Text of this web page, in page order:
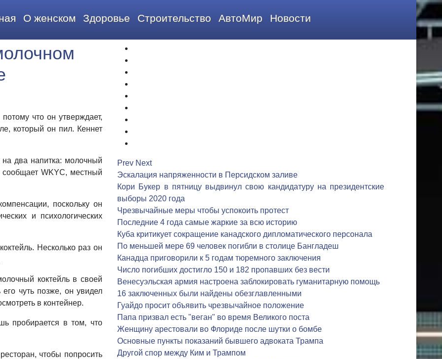
О женском Здоровье Строительство АвтоМир Новости
что он утверждает,
который он пил. Кеннет
на два напитка: молочный
сообщает WKYC, местный
поскольку он
и психологических
Несколько раз он
коктейль в своей
чуть позже, он увидел
в контейнер.
пробирается в том, что
чтобы попросить
Prev Next
Эскалация напряженности в Персидском заливе
Кори Букер в пятницу выдвинул свою кандидатуру на президентские
выборы 2020 года
Чрезвычайные меры чтобы успокоить протест
Последние 4 года самые жаркие за всю историю
Куба критикует сокращение канадского дипломатического персонала
По меньшей мере 69 человек погибли в столице Бангладеш
Канадца приговорили к 5 годам тюремного заключения
Число погибших достигло 150 и 182 пропавших без вести
Венесуэльская армия настроена заблокировать гуманитарную помощь
16 заключенных были найдены обезглавленными
Гуайдо просит объявить чрезвычайное положение
Папа призвал есть "веган" во время Великого поста
Женщину арестовали во Флориде после шутки о бомбе
Основные пункты показаний бывшего адвоката Трампа
Другой спор между Ким и Трампом